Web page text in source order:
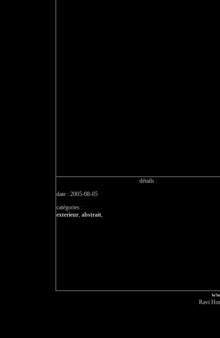
détails :
date : 2005-08-05
catégories :
exterieur, abstrait,
Ravi